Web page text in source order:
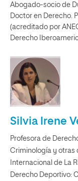
Abogado-socio de
Doctor en Derecho.
(acreditado por
Derecho
Silvia Irene
Profesora de
Criminología y otras
Internacional de La
Derecho Deportivo: